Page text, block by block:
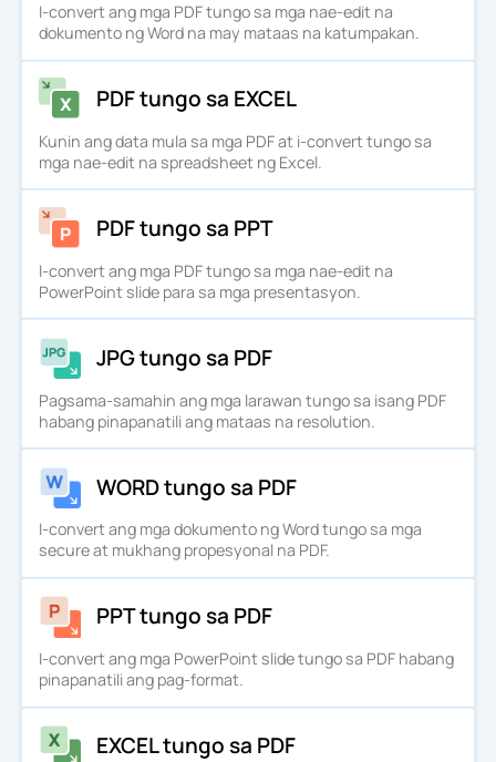
I-convert ang mga PDF tungo sa mga nae-edit na
dokumento ng Word na may mataas na katumpakan.
PDF tungo sa EXCEL
Kunin ang data mula sa mga PDF at i-convert tungo sa
mga nae-edit na spreadsheet ng Excel.
PDF tungo sa PPT
I-convert ang mga PDF tungo sa mga nae-edit na
PowerPoint slide para sa mga presentasyon.
JPG tungo sa PDF
Pagsama-samahin ang mga larawan tungo sa isang PDF
habang pinapanatili ang mataas na resolution.
WORD tungo sa PDF
I-convert ang mga dokumento ng Word tungo sa mga
secure at mukhang propesyonal na PDF.
PPT tungo sa PDF
I-convert ang mga PowerPoint slide tungo sa PDF habang
pinapanatili ang pag-format.
EXCEL tungo sa PDF